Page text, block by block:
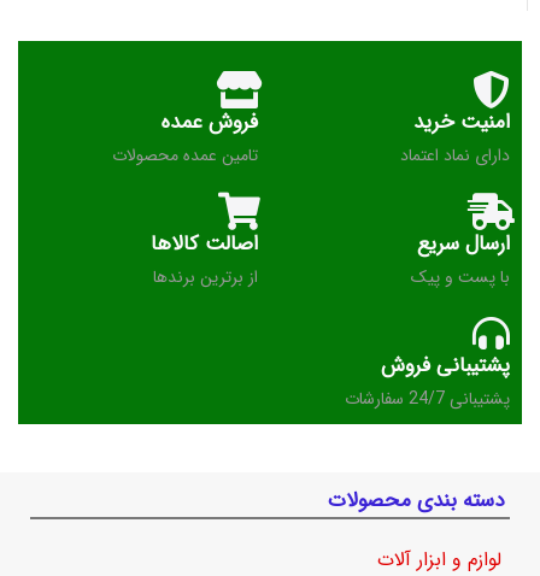
امنیت خرید
دارای نماد اعتماد
فروش عمده
تامین عمده محصولات
ارسال سریع
با پست و پیک
اصالت کالاها
از برترین برندها
پشتیبانی فروش
پشتیبانی 24/7 سفارشات
دسته بندی محصولات
لوازم و ابزار آلات